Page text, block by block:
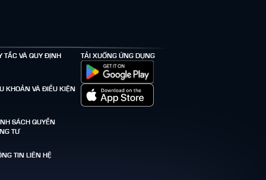
TẮC VÀ QUY ĐỊNH
KHOẢN VÀ ĐIỀU KIỆN
SÁCH QUYỀN
TƯ
TIN LIÊN HỆ
TẢI XUỐNG ỨNG DỤNG